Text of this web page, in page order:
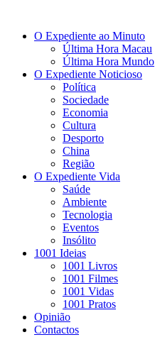
O Expediente ao Minuto
Última Hora Macau
Última Hora Mundo
O Expediente Noticioso
Política
Sociedade
Economia
Cultura
Desporto
China
Região
O Expediente Vida
Saúde
Ambiente
Tecnologia
Eventos
Insólito
1001 Ideias
1001 Livros
1001 Filmes
1001 Vidas
1001 Pratos
Opinião
Contactos